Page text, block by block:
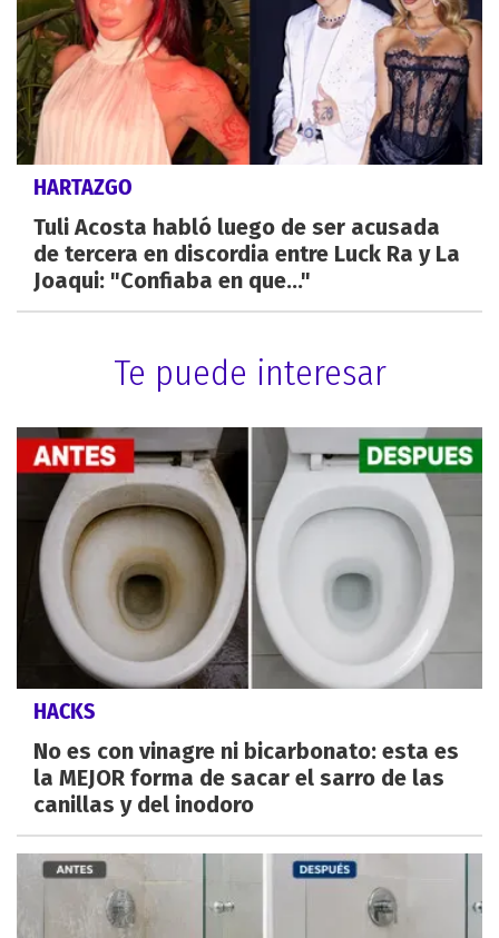
HARTAZGO
Tuli Acosta habló luego de ser acusada
de tercera en discordia entre Luck Ra y La
Joaqui: "Confiaba en que..."
Te puede interesar
HACKS
No es con vinagre ni bicarbonato: esta es
la MEJOR forma de sacar el sarro de las
canillas y del inodoro